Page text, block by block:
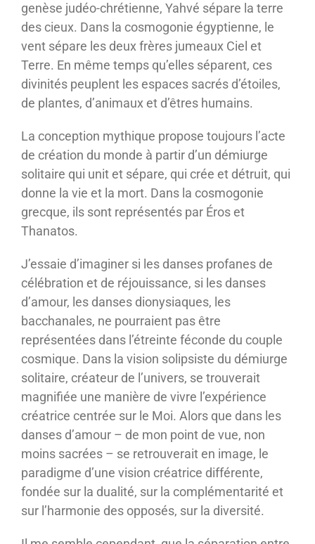
genèse judéo-chrétienne, Yahvé sépare la terre
des cieux. Dans la cosmogonie égyptienne, le
vent sépare les deux frères jumeaux Ciel et
Terre. En même temps qu’elles séparent, ces
divinités peuplent les espaces sacrés d’étoiles,
de plantes, d’animaux et d’êtres humains.
La conception mythique propose toujours l’acte
de création du monde à partir d’un démiurge
solitaire qui unit et sépare, qui crée et détruit, qui
donne la vie et la mort. Dans la cosmogonie
grecque, ils sont représentés par Éros et
Thanatos.
J’essaie d’imaginer si les danses profanes de
célébration et de réjouissance, si les danses
d’amour, les danses dionysiaques, les
bacchanales, ne pourraient pas être
représentées dans l’étreinte féconde du couple
cosmique. Dans la vision solipsiste du démiurge
solitaire, créateur de l’univers, se trouverait
magnifiée une manière de vivre l’expérience
créatrice centrée sur le Moi. Alors que dans les
danses d’amour – de mon point de vue, non
moins sacrées – se retrouverait en image, le
paradigme d’une vision créatrice différente,
fondée sur la dualité, sur la complémentarité et
sur l’harmonie des opposés, sur la diversité.